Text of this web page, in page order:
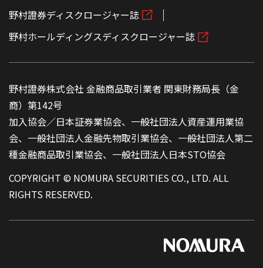
野村證券ディスクロージャー誌
野村ホールディングスディスクロージャー誌
野村證券株式会社 金融商品取引業者 関東財務局長（金
商）第142号
加入協会／日本証券業協会、一般社団法人資産運用業協
会、一般社団法人金融先物取引業協会、一般社団法人第二
種金融商品取引業協会、一般社団法人日本STO協会
COPYRIGHT © NOMURA SECURITIES CO., LTD. ALL
RIGHTS RESERVED.